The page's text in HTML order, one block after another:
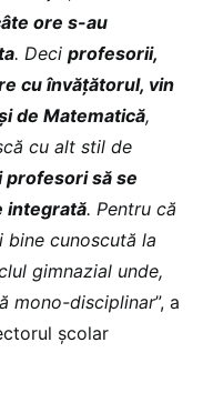
ore s-au
. Deci profesorii,
cu învățătorul, vin
de Matematică,
cu alt stil de
profesori să se
integrată. Pentru că
bine cunoscută la
gimnazial unde,
mono-disciplinar”, a
școlar